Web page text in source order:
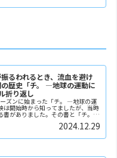
るわれるとき、流血を避け
歴史「チ。 ―地球の運動に
折り返し
ズンに始まった「チ。 ―地球の運
開始時から知ってましたが、当時
書がありました。その書と「チ。」
はと推測したので、イメージの混同
リアタイへの合流視聴は、...
2024.12.29